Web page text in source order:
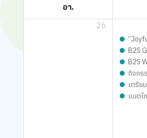
อา.
26
B2S
B2S
กิจกร
เตรีย
แบตใ